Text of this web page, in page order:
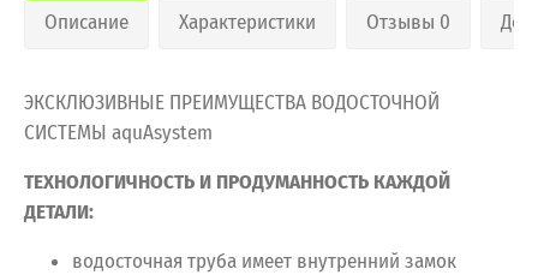
Описание Характеристики Отзывы 0
ЭКСКЛЮЗИВНЫЕ ПРЕИМУЩЕСТВА ВОДОСТОЧНОЙ
СИСТЕМЫ aquAsystem
ТЕХНОЛОГИЧНОСТЬ И ПРОДУМАННОСТЬ КАЖДОЙ
ДЕТАЛИ:
водосточная труба имеет внутренний замок